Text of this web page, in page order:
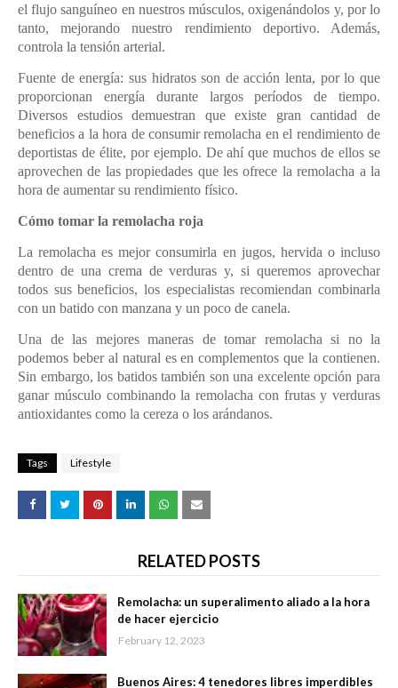
el flujo sanguíneo en nuestros músculos, oxigenándolos y, por lo
tanto, mejorando nuestro rendimiento deportivo. Además,
controla la tensión arterial.
Fuente de energía: sus hidratos son de acción lenta, por lo que
proporcionan energía durante largos períodos de tiempo.
Diversos estudios demuestran que existe gran cantidad de
beneficios a la hora de consumir remolacha en el rendimiento de
deportistas de élite, por ejemplo. De ahí que muchos de ellos se
aprovechen de las propiedades que les ofrece la remolacha a la
hora de aumentar su rendimiento físico.
Cómo tomar la remolacha roja
La remolacha es mejor consumirla en jugos, hervida o incluso
dentro de una crema de verduras y, si queremos aprovechar
todos sus beneficios, los especialistas recomiendan combinarla
con un batido con manzana y un poco de canela.
Una de las mejores maneras de tomar remolacha si no la
podemos beber al natural es en complementos que la contienen.
Sin embargo, los batidos también son una excelente opción para
ganar músculo combinando la remolacha con frutas y verduras
antioxidantes como la cereza o los arándanos.
Tags Lifestyle
RELATED POSTS
Remolacha: un superalimento aliado a la hora
de hacer ejercicio
February 12, 2023
Buenos Aires: 4 tenedores libres imperdibles